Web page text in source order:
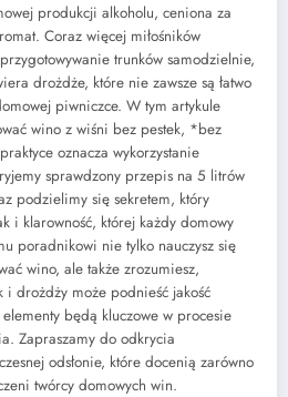
produkcji alkoholu, ceniona za
Coraz więcej miłośników
trunków samodzielnie,
drożdże, które nie zawsze są łatwo
piwniczce. W tym artykule
wino z wiśni bez pestek, *bez
oznacza wykorzystanie
sprawdzony przepis na 5 litrów
podzielimy się sekretem, który
i klarowność, której każdy domowy
poradnikowi nie tylko nauczysz się
wino, ale także zrozumiesz,
drożdży może podnieść jakość
będą kluczowe w procesie
Zapraszamy do odkrycia
odsłonie, które docenią zarówno
twórcy domowych win.